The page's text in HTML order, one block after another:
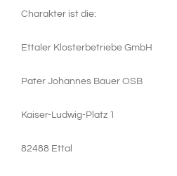
Charakter ist die:
Ettaler Klosterbetriebe GmbH
Pater Johannes Bauer OSB
Kaiser-Ludwig-Platz 1
82488 Ettal